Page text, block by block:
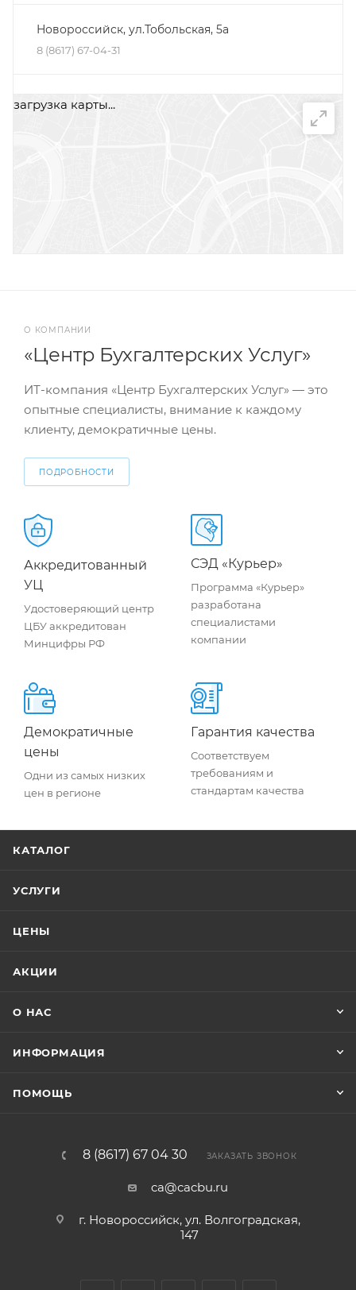
Новороссийск, ул.Тобольская, 5а
8 (8617) 67-04-31
Минеральные Воды, ул. Железноводская, 30Д,
загрузка карты...
ИТ-компания «Центр Бухгалтерских Услуг» — это
опытные специалисты, внимание к каждому
клиенту, демократичные цены.
ПОДРОБНОСТИ
Аккредитованный
УЦ
Удостоверяющий центр
ЦБУ аккредитован
Минцифры РФ
СЭД «Курьер»
Программа «Курьер»
разработана
специалистами
компании
Демократичные
цены
Одни из самых низких
цен в регионе
Гарантия качества
Соответствуем
требованиям и
стандартам качества
О КОМПАНИИ
«Центр Бухгалтерских Услуг»
КАТАЛОГ
УСЛУГИ
ЦЕНЫ
АКЦИИ
О НАС
ИНФОРМАЦИЯ
ПОМОЩЬ
8 (8617) 67 04 30 ЗАКАЗАТЬ ЗВОНОК
ca@cacbu.ru
г. Новороссийск, ул. Волгоградская,
147